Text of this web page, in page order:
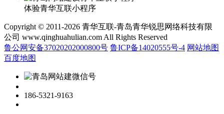
体验青华互联小程序
Copyright © 2011-2026 青华互联-青岛青华锐思网络科技有限
公司 www.qinghuahulian.com All Rights Reserved
鲁公网安备37020202000800号 鲁ICP备14020555号-4 网站地图
百度地图
186-5321-9163